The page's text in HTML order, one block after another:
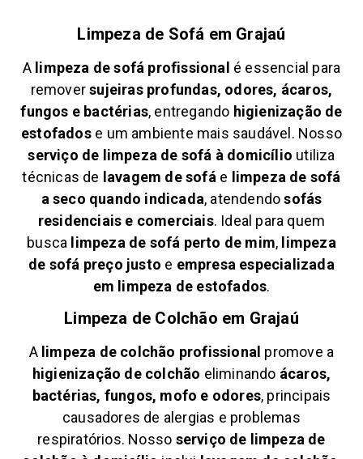
Limpeza de Sofá em Grajaú
A limpeza de sofá profissional é essencial para
removersujeiras profundas, odores, ácaros,
fungos e bactérias, entregando higienização de
estofadose um ambiente mais saudável. Nosso
serviço de limpeza de sofá à domicílio utiliza
técnicas de lavagem de sofá e limpeza de sofá
a seco quando indicada, atendendosofás
residenciais e comerciais. Ideal para quem
busca limpeza de sofá perto de mim, limpeza
de sofá preço justo e empresa especializada
em limpeza de estofados.
Limpeza de Colchão em Grajaú
A limpeza de colchão profissional promove a
higienização de colchão eliminando ácaros,
bactérias, fungos, mofo e odores, principais
causadores de alergias e problemas
respiratórios. Nosso serviço de limpeza de